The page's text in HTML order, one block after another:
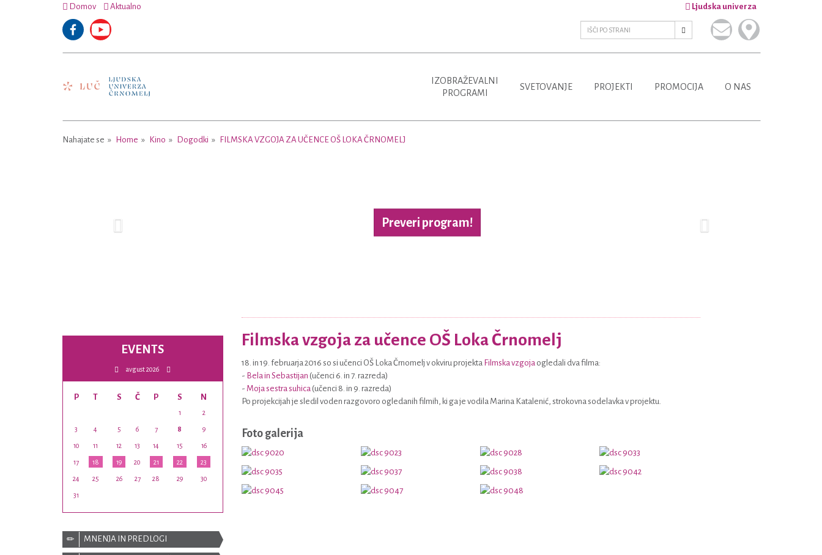
Domov Aktualno Ljudska univerza
IZOBRAŽEVALNI
PROGRAMI
SVETOVANJE PROJEKTI PROMOCIJA O NAS
Nahajate se Home Kino Dogodki FILMSKA VZGOJA ZA UČENCE OŠ LOKA ČRNOMELJ
Preveri program!
Filmska vzgoja za učence OŠ Loka Črnomelj
18. in 19. februarja 2016 so si učenci OŠ Loka Črnomelj v okviru projekta Filmska vzgojaogledali dva filma:
- Bela in Sebastijan (učenci 6. in 7. razreda)
- Moja sestra suhica(učenci 8. in 9. razreda)
Po projekcijah je sledil voden razgovoro ogledanih filmih, ki ga je vodila Marina Katalenić, strokovna sodelavka v projektu.
Foto galerija
EVENTS
avgust 2026
P T S Č P S N
1 2
3 4 5 6 7 8 9
10 11 12 13 14 15 16
17 18 19 20 21 22 23
24 25 26 27 28 29 30
31
MNENJA IN PREDLOGI